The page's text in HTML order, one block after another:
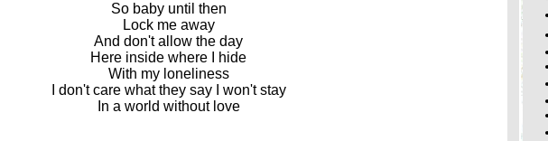
So baby until then
Lock me away
And don't allow the day
Here inside where I hide
With my loneliness
I don't care what they say I won't stay
In a world without love